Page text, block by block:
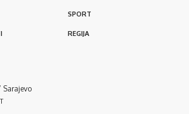
SPORT
REGIJA
Sarajevo